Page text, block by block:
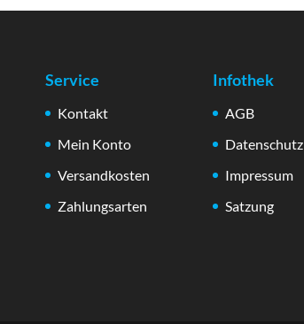
Service
Kontakt
Mein Konto
Versandkosten
Zahlungsarten
Infothek
AGB
Datenschutz
Impressum
Satzung